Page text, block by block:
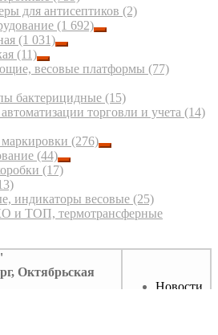
для антисептиков (2)
(1 692)
(1 031)
(11)
весовые платформы (77)
бактерицидные (15)
торговли и учета (14)
(276)
(44)
(17)
индикаторы весовые (25)
и ТОП, термотрансферные
Октябрьская
Новости